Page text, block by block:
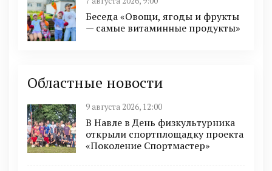
Беседа «Овощи, ягоды и фрукты
— самые витаминные продукты»
Областные новости
9 августа 2026, 12:00
В Навле в День физкультурника
открыли спортплощадку проекта
«Поколение Спортмастер»